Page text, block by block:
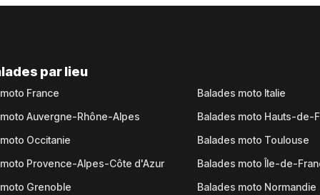
par lieu
France
Auvergne-Rhône-Alpes
Occitanie
Provence-Alpes-Côte d'Azur
Grenoble
Balades moto Italie
Balades moto Hauts-de-
Balades moto Toulouse
Balades moto Île-de-
Balades moto Normandie